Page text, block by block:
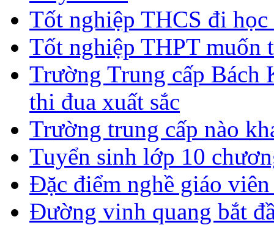
Tốt nghiệp THCS đi
Tốt nghiệp THPT muốn
Trường Trung cấp Bách
thi đua xuất sắc
Trường trung cấp nào
Tuyển sinh lớp 10
Đặc điểm nghề giáo
Đường vinh quang bắt